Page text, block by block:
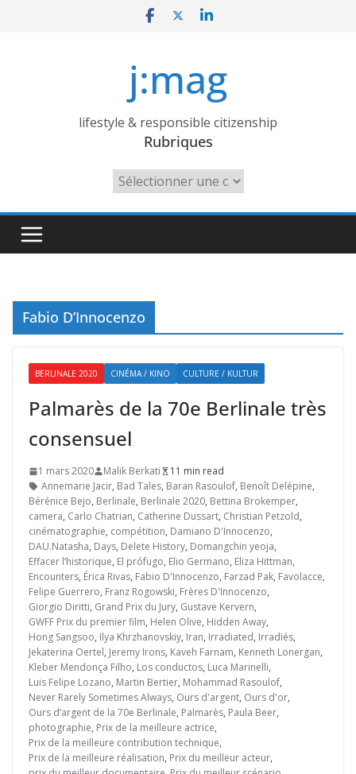
j:mag
lifestyle & responsible citizenship
Rubriques
Rubriques
Fabio D’Innocenzo
BERLINALE 2020 CINÉMA / KINO CULTURE / KULTUR
Palmarès de la 70e Berlinale très
consensuel
1 mars 2020 Malik Berkati
11 min read
Annemarie Jacir, Bad Tales, Baran Rasoulof, Benoît Delépine,
Bérénice Bejo, Berlinale, Berlinale 2020, Bettina Brokemper,
camera, Carlo Chatrian, Catherine Dussart, Christian Petzold,
cinématographie, compétition, Damiano D'Innocenzo,
DAU.Natasha, Days, Delete History, Domangchin yeoja,
Effacer l’historique, El prófugo, Elio Germano, Eliza Hittman,
Encounters, Érica Rivas, Fabio D'Innocenzo, Farzad Pak, Favolacce,
Felipe Guerrero, Franz Rogowski, Frères D'Innocenzo,
Giorgio Diritti, Grand Prix du Jury, Gustave Kervern,
GWFF Prix du premier film, Helen Olive, Hidden Away,
Hong Sangsoo, Ilya Khrzhanovskiy, Iran, Irradiated, Irradiés,
Jekaterina Oertel, Jeremy Irons, Kaveh Farnam, Kenneth Lonergan,
Kleber Mendonça Filho, Los conductos, Luca Marinelli,
Luis Felipe Lozano, Martin Bertier, Mohammad Rasoulof,
Never Rarely Sometimes Always, Ours d'argent, Ours d'or,
Ours d’argent de la 70e Berlinale, Palmarès, Paula Beer,
photographie, Prix de la meilleure actrice,
Prix de la meilleure contribution technique,
Prix de la meilleure réalisation, Prix du meilleur acteur,